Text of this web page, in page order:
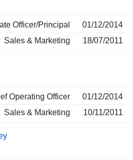
Officer/Principal
01/12/2014
Sales & Marketing
18/07/2011
Operating Officer
01/12/2014
Sales & Marketing
10/11/2011